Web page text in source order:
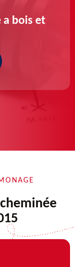
a bois et